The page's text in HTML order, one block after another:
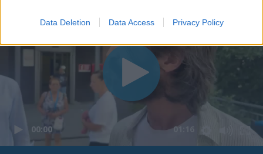
Data Deletion Data Access Privacy Policy
00:00 01:16